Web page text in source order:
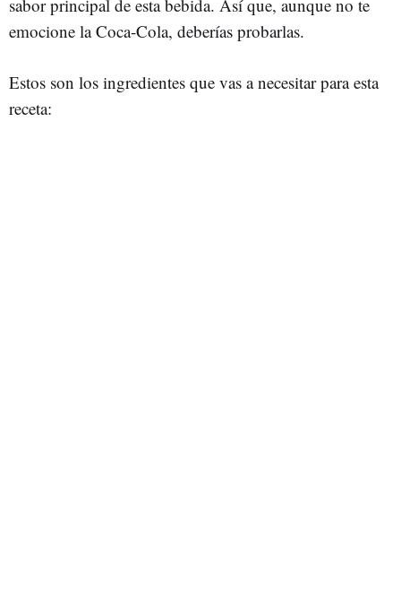
sabor principal de esta bebida. Así que, aunque no te
emocione la Coca-Cola, deberías probarlas.
Estos son los ingredientes que vas a necesitar para esta
receta: